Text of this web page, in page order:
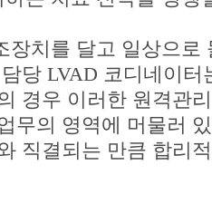
장치를 달고 일상으로
당 LVAD 코디네이터
경우 이러한 원격관
무의 영역에 머물러
직결되는 만큼 합리